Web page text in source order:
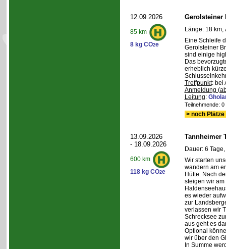
12.09.2026
85 km
8 kg CO2e
Gerolsteiner
Länge: 18 km,
Eine Schleife
Gerolsteiner
sind einige
Das
erheblich
Treffpunkt: bei
Anmeldung
Leitung:
Teilnehmende:
> noch
13.09.2026
- 18.09.2026
600 km
118 kg CO2e
Tannheimer
Dauer: 6
Wir starten
wandern am
Hütte. Nach
steigen wir
es wieder
zur
verlassen wir
Schrecksee
aus geht es
Optional
wir über den
In Summe